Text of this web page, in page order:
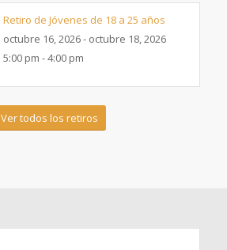
Retiro de Jóvenes de 18 a 25 años
octubre 16, 2026 - octubre 18, 2026
5:00 pm - 4:00 pm
Ver todos los retiros